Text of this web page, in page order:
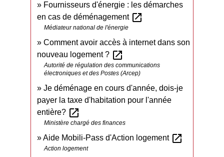
Fournisseurs d'énergie : les démarches
en cas de déménagement open_in_new
Médiateur national de l'énergie
Comment avoir accès à internet dans son
nouveau logement ? open_in_new
Autorité de régulation des communications
électroniques et des Postes (Arcep)
Je déménage en cours d'année, dois-je
payer la taxe d'habitation pour l'année
entière? open_in_new
Ministère chargé des finances
Aide Mobili-Pass d'Action logement open_in_new
Action logement